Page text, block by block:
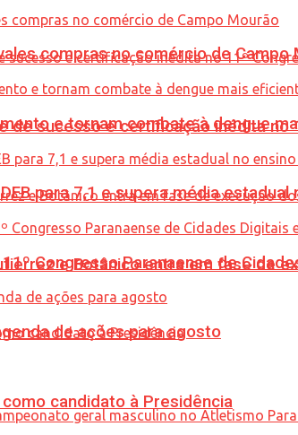
de sucesso e certificação inédita
e Botânico entra em fase de
candidato à Presidência
compras no comércio de Campo
e tornam combate à dengue
para 7,1 e supera média estadual
Congresso Paranaense de
de ações para agosto